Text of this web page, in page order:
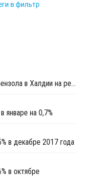
в фильтр
Haldia PC отложила закрытие завода бензола в Халдии на ремонт
январе на 0,7%
в декабре 2017 года
в октябре